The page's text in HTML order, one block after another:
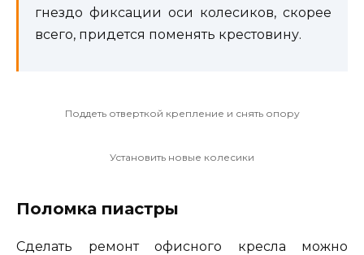
гнездо фиксации оси колесиков, скорее
всего, придется поменять крестовину.
Поддеть отверткой крепление и снять опору
Установить новые колесики
Поломка пиастры
Сделать ремонт офисного кресла можно